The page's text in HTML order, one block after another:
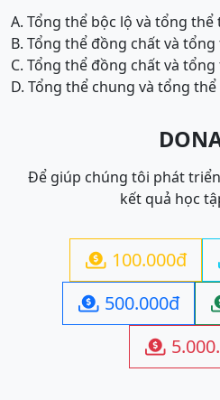
A. Tổng thể bộc lộ và tổng thể
B. Tổng thể đồng chất và
C. Tổng thể đồng chất và
D. Tổng thể chung và tổng
Để giúp chúng tôi phát
kết quả học
 100.000đ
 500.000đ
